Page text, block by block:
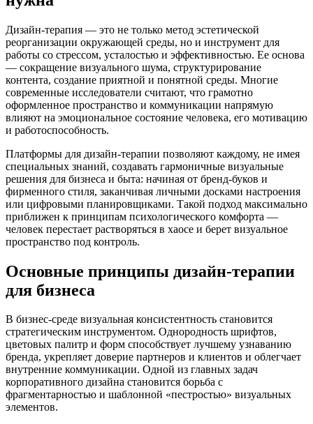
Дизайн-терапия — это не только метод эстетической
реорганизации окружающей среды, но и инструмент для
работы со стрессом, усталостью и эффективностью. Ее основа
— сокращение визуального шума, структурирование
контента, создание приятной и понятной среды. Многие
современные исследователи считают, что грамотно
оформленное пространство и коммуникации напрямую
влияют на эмоциональное состояние человека, его мотивацию
и работоспособность.
Платформы для дизайн-терапии позволяют каждому, не имея
специальных знаний, создавать гармоничные визуальные
решения для бизнеса и быта: начиная от бренд-буков и
фирменного стиля, заканчивая личными досками настроения
или цифровыми планировщиками. Такой подход максимально
приближен к принципам психологического комфорта —
человек перестает растворяться в хаосе и берет визуальное
пространство под контроль.
Основные принципы дизайн-терапии
для бизнеса
В бизнес-среде визуальная консистентность становится
стратегическим инструментом. Однородность шрифтов,
цветовых палитр и форм способствует лучшему узнаванию
бренда, укрепляет доверие партнеров и клиентов и облегчает
внутренние коммуникации. Одной из главных задач
корпоративного дизайна становится борьба с
фрагментарностью и шаблонной «пестростью» визуальных
элементов.